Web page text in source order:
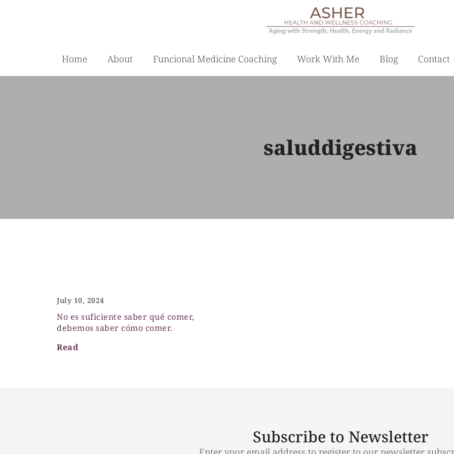
Home About Funcional Medicine Coaching Work With Me Blog Contact
saluddigestiva
July 10, 2024
No es suficiente saber qué comer,
debemos saber cómo comer.
Read
Subscribe to Newsletter